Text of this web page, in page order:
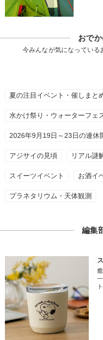
おで
今みんなが気になっている
夏の注目イベント・催しまと
水かけ祭り・ウォーターフェ
2026年9月19日～23日の連休
アジサイの見頃 リアル謎
スイーツイベント お酒イ
プラネタリウム・天体観測
編集